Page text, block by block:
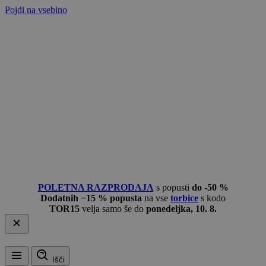
Pojdi na vsebino
POLETNA RAZPRODAJA s popusti do -50 %
Dodatnih −15 % popusta na vse torbice s kodo
TOR15 velja samo še do ponedeljka, 10. 8.
Išči